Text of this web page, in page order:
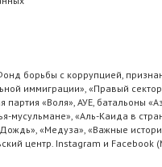
борьбы с коррупцией,
иммиграции», «Правый
«Воля», АУЕ,
«Аль-Каида в
«Медуза», «Важные
центр. Instagram и